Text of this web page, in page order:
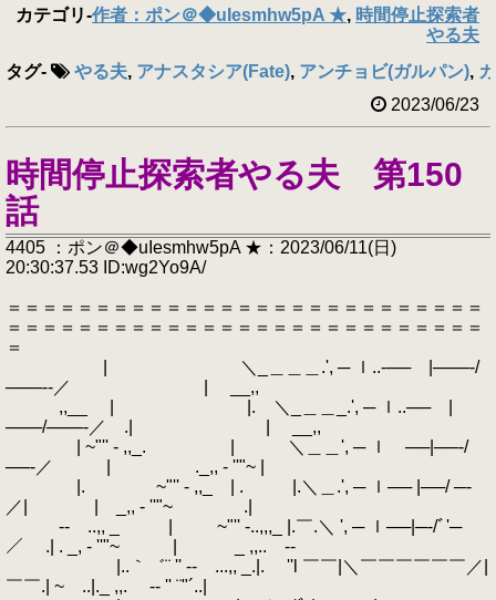
カテゴリ-作者：ポン＠◆uIesmhw5pA ★, 時間停止探索者
やる夫
タグ- やる夫, アナスタシア(Fate), アンチョビ(ガルパン),
2023/06/23
時間停止探索者やる夫 第150
話
4405 ：ポン＠◆uIesmhw5pA ★：2023/06/11(日)
20:30:37.53 ID:wg2Yo9A/
＝＝＝＝＝＝＝＝＝＝＝＝＝＝＝＝＝＝＝＝＝＝＝＝＝＝＝
＝＝＝＝＝＝＝＝＝＝＝＝＝＝＝＝＝＝＝＝＝＝＝＝＝＝＝
＝
| ＼_＿＿＿.', ─ ｌ..‐── |───‐/
───‐‐／ | __,,
,,__ | |. ＼_＿＿_.', ─ ｌ..── |
───/───‐／ .| | __,,
| ~"'' - ,,_. | ＼＿＿', ─ ｌ ──|──‐/
──‐／ | ._,, - ''"~ |
|. ~"'' - ,,_ | . |.＼＿.', ─ ｌ── |──/ ─‐
／| | _,, - ''"~ .|
‐- ..,, _ | ~"'' -..,,,_ |.￣.＼ ', ─ ｌ──|─‐/ﾞ'─
／ .| . _, - ''"~ | _ ,,.. -‐
|..｀゛¨ '' ‐- ...,, _.|. ''l ￣￣|＼￣￣￣￣￣￣／|
￣￣.| ~ ..|._ ,,. -‐ '' ¨"´..|